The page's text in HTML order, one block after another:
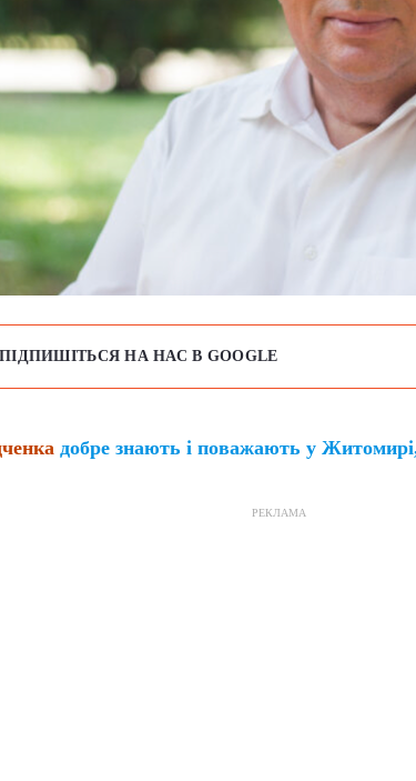
ПІДПИШІТЬСЯ НА НАС В GOOGLE
добре знають і поважають у Житомирі,
РЕКЛАМА